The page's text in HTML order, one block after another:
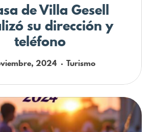
de Villa Gesell
su dirección y
teléfono
2024 Turismo